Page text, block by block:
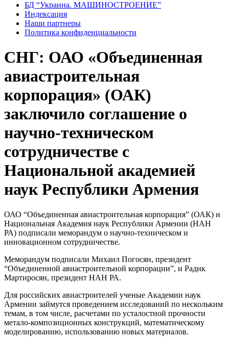
БД “Украина. МАШИНОСТРОЕНИЕ”
Индекcация
Наши партнеры
Политика конфиденциальности
СНГ: ОАО «Объединенная
авиастроительная
корпорация» (ОАК)
заключило соглашение о
научно-техническом
сотрудничестве с
Национальной академией
наук Республики Армения
ОАО “Объединенная авиастроительная корпорация” (ОАК) и
Национальная Академия наук Республики Армении (НАН
РА) подписали меморандум о научно-техническом и
инновационном сотрудничестве.
Меморандум подписали Михаил Погосян, президент
“Объединенной авиастроительной корпорации”, и Радик
Мартиросян, президент НАН РА.
Для российских авиастроителей ученые Академии наук
Армении займутся проведением исследований по нескольким
темам, в том числе, расчетами по усталостной прочности
метало-композиционных конструкций, математическому
моделированию, использованию новых материалов.